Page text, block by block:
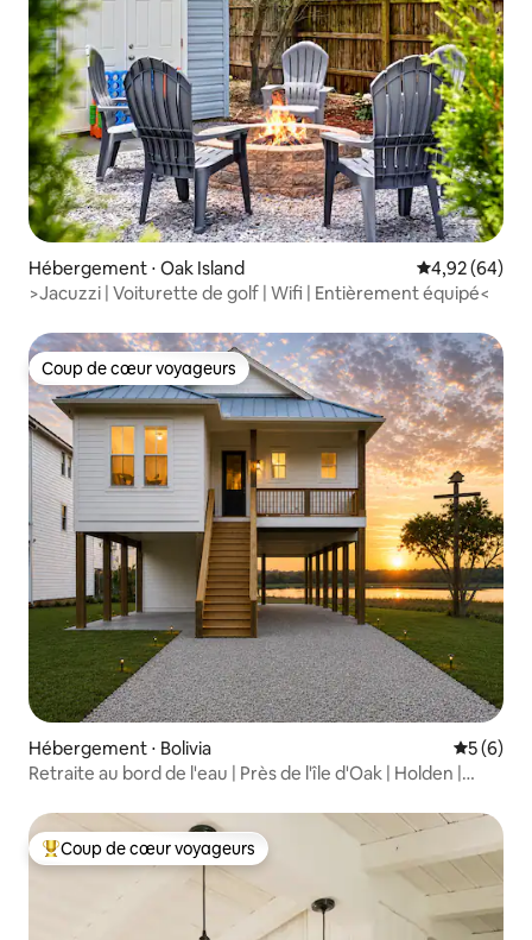
Hébergement ⋅ Oak Island Évaluation
4,92 (64)
>Jacuzzi | Voiturette de golf | Wifi | Entièrement équipé<
Coup de cœur voyageurs
Coup de cœur voyageurs
Hébergement ⋅ Bolivia
5 (6)
Retraite au bord de l'eau | Près de l'île d'Oak | Holden |
Coups de cœur voyageurs les plus appréciés
Coup de cœur voyageurs